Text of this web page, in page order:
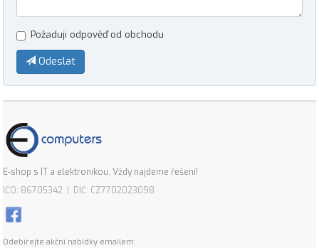
Požaduji odpověď od obchodu
Odeslat
E-shop s IT a elektronikou. Vždy najdeme řešení!
IČO: 86705342 | DIČ: CZ7702023098
Odebírejte akční nabídky emailem: